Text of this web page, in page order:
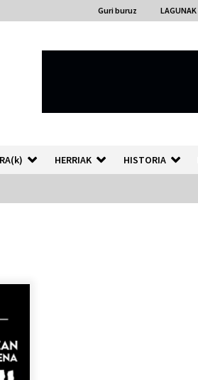
Guri buruz LAGUNAK
HERRIAK HISTORIA